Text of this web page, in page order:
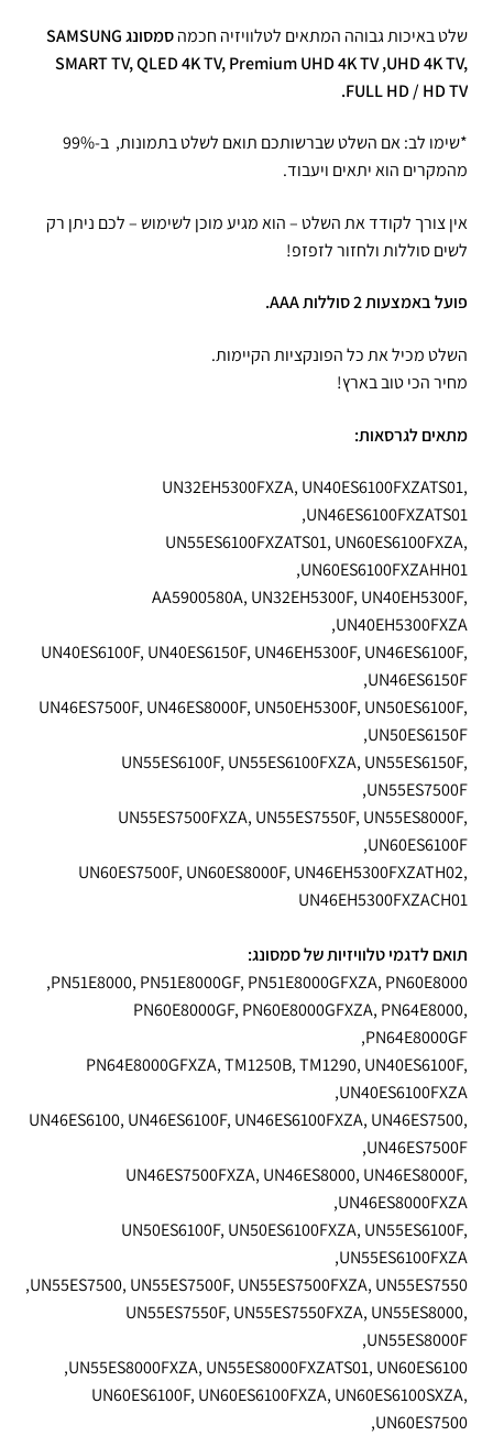
שלט באיכות גבוהה המתאים לטלוויזיה חכמה
סמסונג SAMSUNG
SMART TV,QLED 4K TV, Premium UHD 4K TV ,UHD 4K TV,
FULL HD / HD TV.
*שימו לב: אם השלט שברשותכם תואם לשלט בתמונות, ב-99%
מהמקרים הוא יתאים ויעבוד.
אין צורך לקודד את השלט – הוא מגיע מוכן לשימוש – לכם ניתן רק
לשים סוללות ולחזור לזפזפ!
פועל באמצעות 2 סוללות AAA.
השלט מכיל את כל הפונקציות הקיימות.
מחיר הכי טוב בארץ!
מתאים לגרסאות:
UN32EH5300FXZA, UN40ES6100FXZATS01,
UN46ES6100FXZATS01,
UN55ES6100FXZATS01, UN60ES6100FXZA,
UN60ES6100FXZAHH01,
AA5900580A, UN32EH5300F, UN40EH5300F,
UN40EH5300FXZA,
UN40ES6100F, UN40ES6150F, UN46EH5300F, UN46ES6100F,
UN46ES6150F,
UN46ES7500F, UN46ES8000F, UN50EH5300F, UN50ES6100F,
UN50ES6150F,
UN55ES6100F, UN55ES6100FXZA, UN55ES6150F,
UN55ES7500F,
UN55ES7500FXZA, UN55ES7550F, UN55ES8000F,
UN60ES6100F,
UN60ES7500F, UN60ES8000F, UN46EH5300FXZATH02,
UN46EH5300FXZACH01
תואם לדגמי טלוויזיות של סמסונג:
PN51E8000, PN51E8000GF, PN51E8000GFXZA, PN60E8000,
PN60E8000GF, PN60E8000GFXZA, PN64E8000,
PN64E8000GF,
PN64E8000GFXZA, TM1250B, TM1290, UN40ES6100F,
UN40ES6100FXZA,
UN46ES6100, UN46ES6100F, UN46ES6100FXZA, UN46ES7500,
UN46ES7500F,
UN46ES7500FXZA, UN46ES8000, UN46ES8000F,
UN46ES8000FXZA,
UN50ES6100F, UN50ES6100FXZA, UN55ES6100F,
UN55ES6100FXZA,
UN55ES7500, UN55ES7500F, UN55ES7500FXZA, UN55ES7550,
UN55ES7550F, UN55ES7550FXZA, UN55ES8000,
UN55ES8000F,
UN55ES8000FXZA, UN55ES8000FXZATS01, UN60ES6100,
UN60ES6100F, UN60ES6100FXZA, UN60ES6100SXZA,
UN60ES7500,